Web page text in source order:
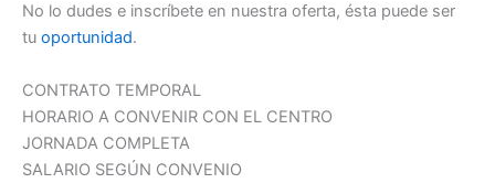
No lo dudes e inscríbete en nuestra oferta, ésta puede ser
tu oportunidad.
CONTRATO TEMPORAL
HORARIO A CONVENIR CON EL CENTRO
JORNADA COMPLETA
SALARIO SEGÚN CONVENIO